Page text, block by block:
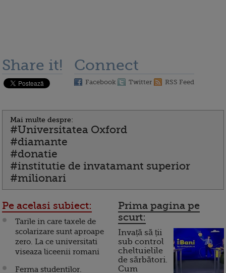
Share it! Connect
Facebook Twitter RSS Feed
Mai multe despre:
#Universitatea Oxford
#diamante
#donatie
#institutie de invatamant superior
#milionari
Pe acelasi subiect:
Tarile in care taxele de
scolarizare sunt aproape
zero. La ce universitati
viseaza liceenii romani
Ferma studentilor.
Prima pagina pe
scurt:
Invață să ții
sub control
cheltuielile
de sărbători.
Cum